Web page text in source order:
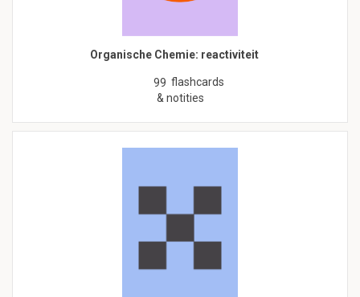
Organische Chemie: reactiviteit
99 flashcards
& notities